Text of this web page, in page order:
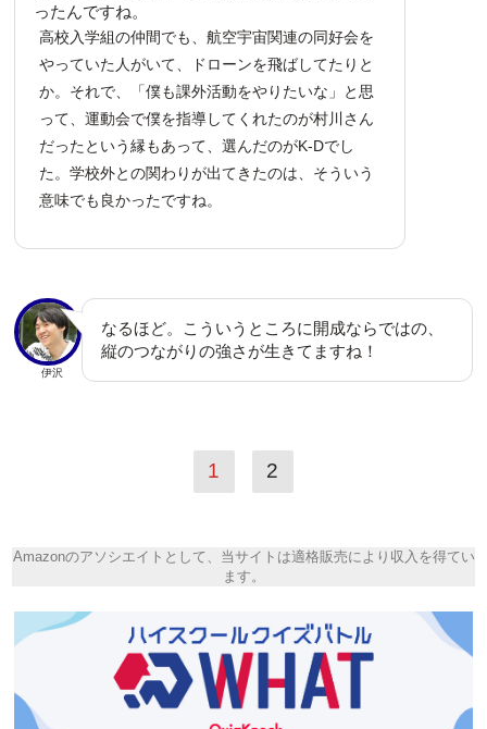
ったんですね。
高校入学組の仲間でも、航空宇宙関連の同好会を
やっていた人がいて、ドローンを飛ばしてたりと
か。それで、「僕も課外活動をやりたいな」と思
って、運動会で僕を指導してくれたのが村川さん
だったという縁もあって、選んだのがK-Dでし
た。学校外との関わりが出てきたのは、そういう
意味でも良かったですね。
伊沢
なるほど。こういうところに開成ならではの、
縦のつながりの強さが生きてますね！
1 2
Amazonのアソシエイトとして、当サイトは適格販売により収入を得てい
ます。